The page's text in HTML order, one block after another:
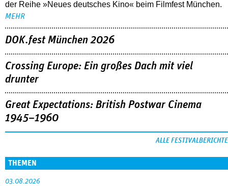
der Reihe »Neues deutsches Kino« beim Filmfest München.
MEHR
DOK.fest München 2026
Crossing Europe: Ein großes Dach mit viel
drunter
Great Expectations: British Postwar Cinema
1945–1960
ALLE FESTIVALBERICHTE
THEMEN
03.08.2026